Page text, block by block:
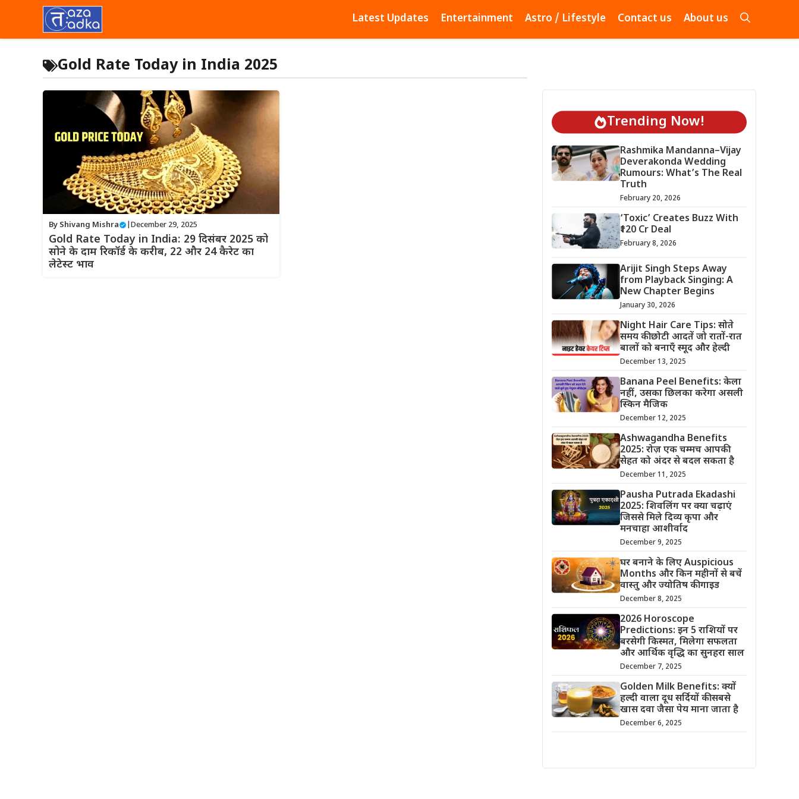
content
Latest Updates Entertainment Astro / Lifestyle Contact us About us
Gold Rate Today in India 2025
By Shivang Mishra December 29, 2025
Gold Rate Today in India: 29 दिसंबर 2025 को
सोने के दाम रिकॉर्ड के करीब, 22 और 24 कैरेट का
लेटेस्ट भाव
Trending Now!
Rashmika Mandanna–Vijay
Deverakonda Wedding
Rumours: What’s The Real
Truth
February 20, 2026
‘Toxic’ Creates Buzz With
₹120 Cr Deal
February 8, 2026
Arijit Singh Steps Away
from Playback Singing: A
New Chapter Begins
January 30, 2026
Night Hair Care Tips: सोते
समय की छोटी आदतें जो रातों-रात
बालों को बनाएँ स्मूद और हेल्दी
December 13, 2025
Banana Peel Benefits: केला
नहीं, उसका छिलका करेगा असली
स्किन मैजिक
December 12, 2025
Ashwagandha Benefits
2025: रोज़ एक चम्मच आपकी
सेहत को अंदर से बदल सकता है
December 11, 2025
Pausha Putrada Ekadashi
2025: शिवलिंग पर क्या चढ़ाएं
जिससे मिले दिव्य कृपा और
मनचाहा आशीर्वाद
December 9, 2025
घर बनाने के लिए Auspicious
Months और किन महीनों से बचें
वास्तु और ज्योतिष की गाइड
December 8, 2025
2026 Horoscope
Predictions: इन 5 राशियों पर
बरसेगी किस्मत, मिलेगा सफलता
और आर्थिक वृद्धि का सुनहरा साल
December 7, 2025
Golden Milk Benefits: क्यों
हल्दी वाला दूध सर्दियों की सबसे
खास दवा जैसा पेय माना जाता है
December 6, 2025